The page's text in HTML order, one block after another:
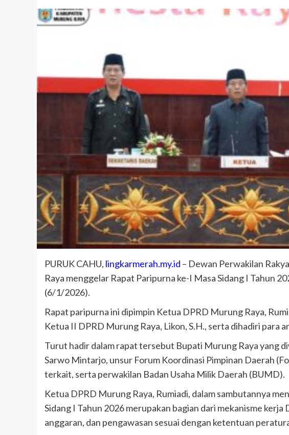
PURUK CAHU, lingkarmerah.my.id – Dewan Perwakilan
Raya menggelar Rapat Paripurna ke-I Masa Sidang I Tahun
(6/1/2026).
Rapat paripurna ini dipimpin Ketua DPRD Murung Raya,
Ketua II DPRD Murung Raya, Likon, S.H., serta dihadiri para
Turut hadir dalam rapat tersebut Bupati Murung Raya yang
Sarwo Mintarjo, unsur Forum Koordinasi Pimpinan Daerah
terkait, serta perwakilan Badan Usaha Milik Daerah (BUMD).
Ketua DPRD Murung Raya, Rumiadi, dalam sambutannya
Sidang I Tahun 2026 merupakan bagian dari mekanisme
anggaran, dan pengawasan sesuai dengan ketentuan